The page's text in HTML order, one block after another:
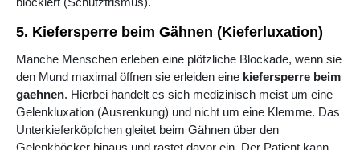
5. Kiefersperre beim Gähnen (Kieferluxation)
Manche Menschen erleben eine plötzliche Blockade, wenn sie
den Mund maximal öffnen sie erleiden eine kiefersperre beim
gaehnen. Hierbei handelt es sich medizinisch meist um eine
Gelenkluxation (Ausrenkung) und nicht um eine Klemme. Das
Unterkieferköpfchen gleitet beim Gähnen über den